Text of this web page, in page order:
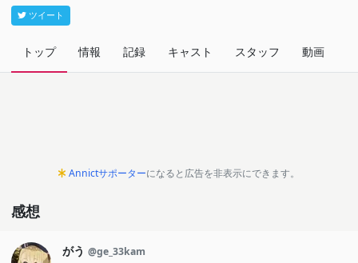
ツイート
トップ 情報 記録 キャスト スタッフ 動画
Annictサポーターになると広告を非表示にできます。
感想
がう @ge_33kam